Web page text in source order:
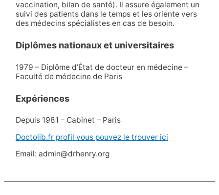
vaccination, bilan de santé). Il assure également un
suivi des patients dans le temps et les oriente vers
des médecins spécialistes en cas de besoin.
Diplômes nationaux et universitaires
1979 – Diplôme d’État de docteur en médecine –
Faculté de médecine de Paris
Expériences
Depuis 1981 – Cabinet – Paris
Doctolib.fr profil vous pouvez le trouver ici
Email: admin@drhenry.org